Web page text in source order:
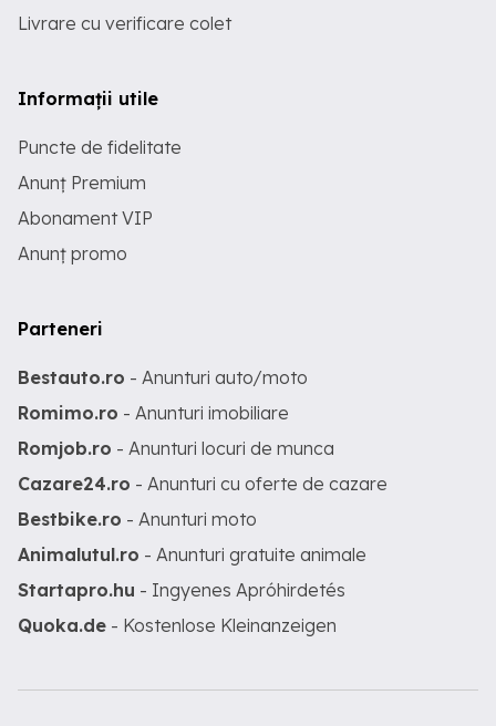
Livrare cu verificare colet
Informații utile
Puncte de fidelitate
Anunț Premium
Abonament VIP
Anunț promo
Parteneri
Bestauto.ro - Anunturi auto/moto
Romimo.ro - Anunturi imobiliare
Romjob.ro - Anunturi locuri de munca
Cazare24.ro - Anunturi cu oferte de cazare
Bestbike.ro - Anunturi moto
Animalutul.ro - Anunturi gratuite animale
Startapro.hu - Ingyenes Apróhirdetés
Quoka.de - Kostenlose Kleinanzeigen